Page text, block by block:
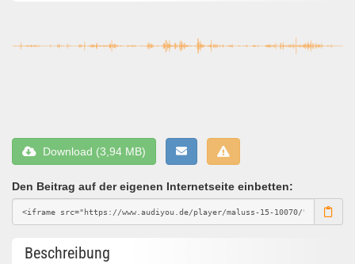
Download (3,94 MB)
Den Beitrag auf der eigenen Internetseite einbetten:
Beschreibung